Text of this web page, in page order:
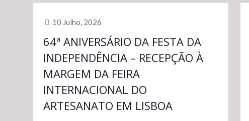
10 Julho, 2026
64ª ANIVERSÁRIO DA FESTA DA
INDEPENDÊNCIA – RECEPÇÃO À
MARGEM DA FEIRA
INTERNACIONAL DO
ARTESANATO EM LISBOA